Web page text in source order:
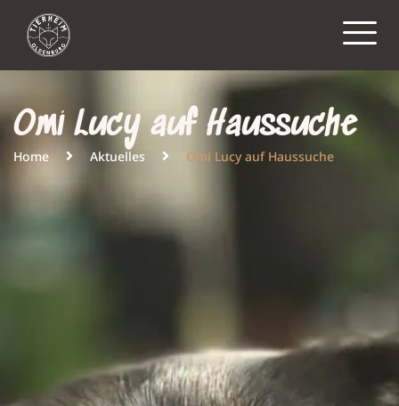
Omi Lucy auf Haussuche
Home Aktuelles Omi Lucy auf Haussuche